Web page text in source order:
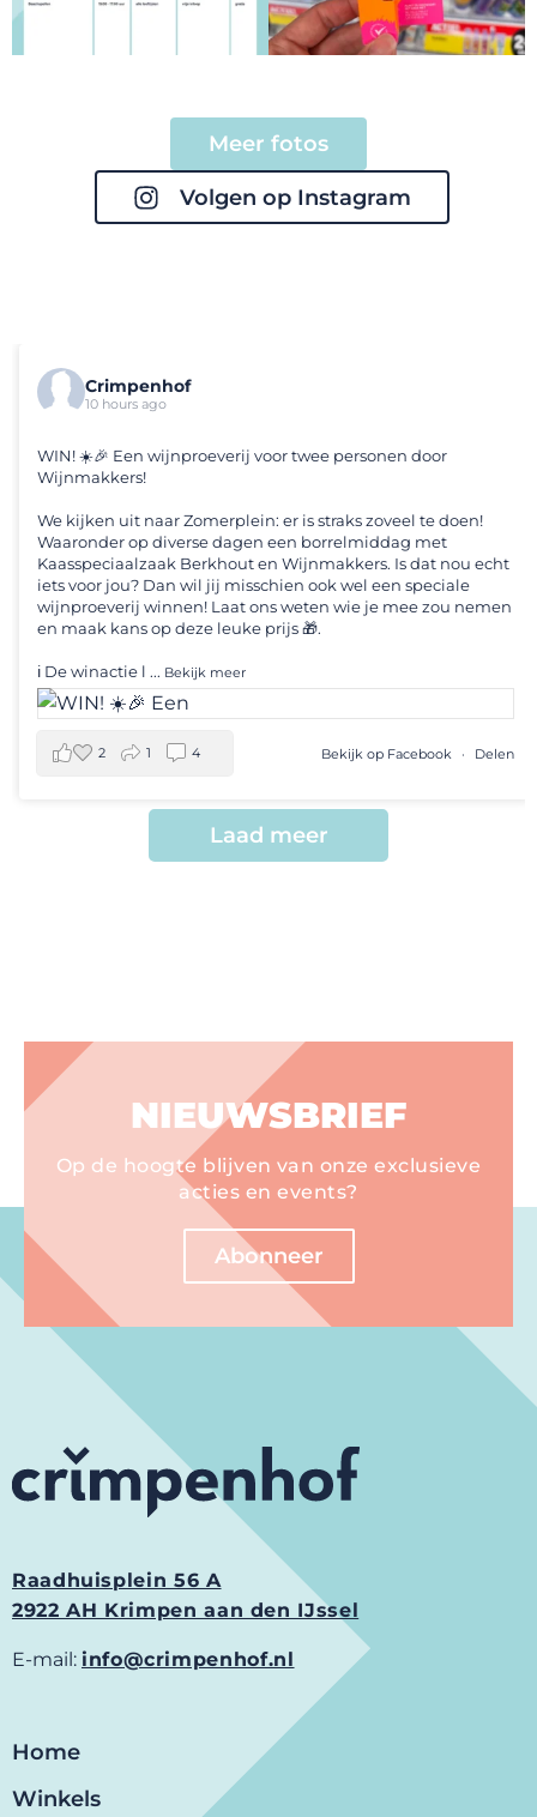
Meer fotos
Volgen op Instagram
Crimpenhof
10 hours ago
WIN! ☀️🎉 Een wijnproeverij voor twee personen door
Wijnmakkers!
We kijken uit naar Zomerplein: er is straks zoveel te doen!
Waaronder op diverse dagen een borrelmiddag met
Kaasspeciaalzaak Berkhouten Wijnmakkers. Is dat nou echt
iets voor jou? Dan wil jij misschien ook wel een speciale
wijnproeverij winnen! Laat ons weten wie je mee zou nemen
en maak kans op deze leuke prijs 🎁.
ℹ️ De winactie l ... Bekijk meer
Bekijk op Facebook · Delen
2 1 4
Laad meer
NIEUWSBRIEF
Op de hoogte blijven van onze exclusieve
acties en events?
Abonneer
Raadhuisplein 56 A
2922 AH Krimpen aan den IJssel
E-mail: info@crimpenhof.nl
Home
Winkels